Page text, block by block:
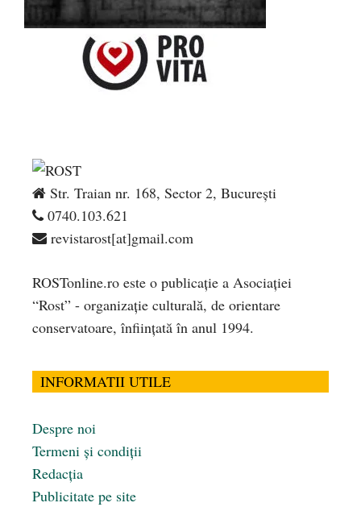
Str. Traian nr. 168, Sector 2, București
0740.103.621
revistarost[at]gmail.com
ROSTonline.ro este o publicaţie a Asociaţiei
“Rost” - organizaţie culturală, de orientare
conservatoare, înfiinţată în anul 1994.
INFORMATII UTILE
Despre noi
Termeni și condiții
Redacția
Publicitate pe site